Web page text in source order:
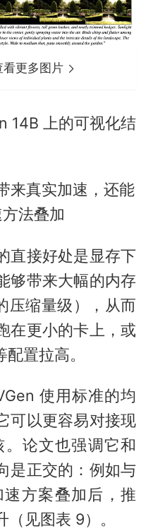
更多图片
14B 上的可视化结
来真实加速，还能
法叠加
直接好处是显存下
够带来大幅的内存
压缩量级），从而
在更小的卡上，或
置拉高。
使用标准的均
可以更容易对接现
论文也强调它和
是正交的：例如与
方案叠加后，推
见图表 9）。